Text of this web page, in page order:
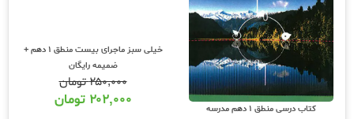
کتاب درسی منطق 1 دهم مدرسه
خیلی سبز ماجرای بیست منطق 1 دهم +
ضمیمه رایگان
۲۵۰,۰۰۰تومان
۲۰۲,۰۰۰ تومان